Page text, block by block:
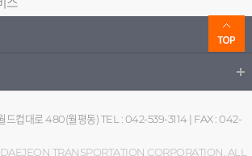
드컵대로 480(월평동) TEL : 042-539-3114 | FAX : 042-
TRANSPORTATION CORPORATION. ALL